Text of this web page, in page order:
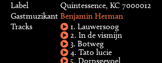
Label
Quintessence, KC 7000012
Gastmuzikant Benjamin Herman
Tracks
1. Lauwersoog
2. In de vismijn
3. Botweg
4. Tato lucie
5. Dorpsgevoel